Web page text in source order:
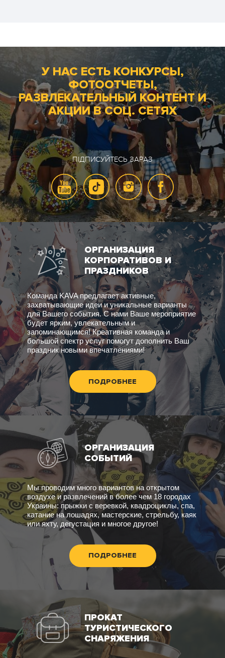
У НАС ЕСТЬ КОНКУРСЫ,
ФОТООТЧЕТЫ,
РАЗВЛЕКАТЕЛЬНЫЙ КОНТЕНТ И
АКЦИИ В СОЦ. СЕТЯХ
ПІДПИСУЙТЕСЬ ЗАРАЗ
ОРГАНИЗАЦИЯ
КОРПОРАТИВОВ И
ПРАЗДНИКОВ
Команда KAVA предлагает активные,
захватывающие идеи и уникальные варианты
для Вашего события. С нами Ваше мероприятие
будет ярким, увлекательным и
запоминающимся! Креативная команда и
большой спектр услуг помогут дополнить Ваш
праздник новыми впечатлениями!
ПОДРОБНЕЕ
ОРГАНИЗАЦИЯ
СОБЫТИЙ
Мы проводим много вариантов на открытом
воздухе и развлечений в более чем 18 городах
Украины: прыжки с веревкой, квадроциклы, спа,
катание на лошадях, мастерские, стрельбу, каяк
или яхту, дегустация и многое другое!
ПОДРОБНЕЕ
ПРОКАТ
ТУРИСТИЧЕСКОГО
СНАРЯЖЕНИЯ